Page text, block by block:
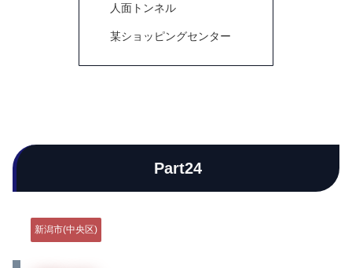
人面トンネル
某ショッピングセンター
Part24
新潟市(中央区)